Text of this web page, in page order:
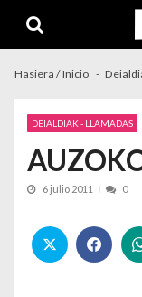
Hasiera / Inicio
DEIALDIAK - LLAMADAS
6 julio 2011 0